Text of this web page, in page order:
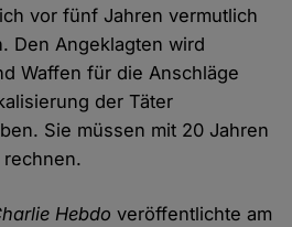
vor fünf Jahren vermutlich
Den Angeklagten wird
Waffen für die Anschläge
der Täter
Sie müssen mit 20 Jahren
Hebdoveröffentlichte am